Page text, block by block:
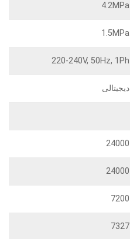
4.2MPa
1.5MPa
220-240V, 50Hz, 1Ph
دیجیتالی
24000
24000
7200
7327